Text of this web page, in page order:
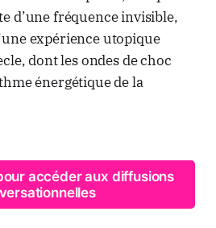
d’une fréquence invisible,
expérience utopique
dont les ondes de choc
énergétique de la
accéder aux diffusions